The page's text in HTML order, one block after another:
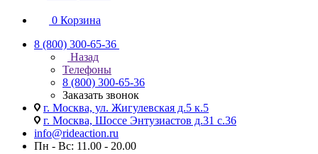
0 Корзина
8 (800) 300-65-36
Назад
Телефоны
8 (800) 300-65-36
Заказать звонок
г. Москва, ул. Жигулевская д.5 к.5
г. Москва, Шоссе Энтузиастов д.31 с.36
info@rideaction.ru
Пн - Вс: 11.00 - 20.00